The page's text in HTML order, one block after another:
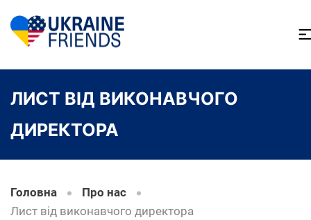
ЛИСТ ВІД ВИКОНАВЧОГО
ДИРЕКТОРА
Головна
Про нас
Лист від виконавчого директора